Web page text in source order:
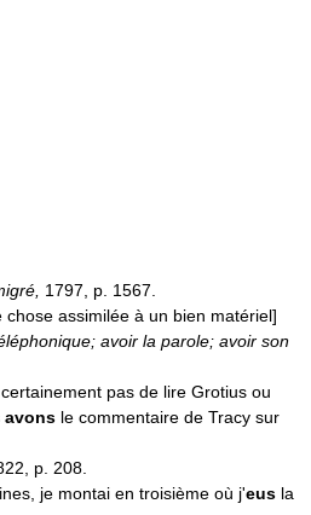
1797, p. 1567.
chose assimilée à un bien matériel]
avoir la parole; avoir son
pas de lire Grotius ou
avons le commentaire de Tracy sur
p. 208.
je montai en troisième où j'eus la